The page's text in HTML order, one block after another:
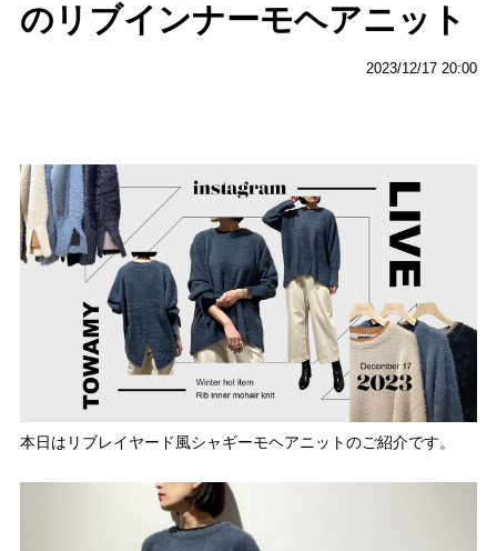
のリブインナーモヘアニット
2023/12/17 20:00
本日はリブレイヤード風シャギーモヘアニットのご紹介です。